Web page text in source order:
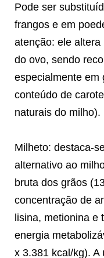
Pode ser
frangos e em
atenção: ele
do ovo, sendo
especialmente em
conteúdo de
naturais do milho).
Milheto: destaca-
alternativo ao
bruta dos grãos
concentração de
lisina, metionina e
energia
x 3.381 kcal/kg). A